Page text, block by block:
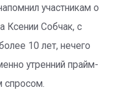
участникам о
Ксении Собчак, с
10 лет, нечего
утренний прайм-
спросом.